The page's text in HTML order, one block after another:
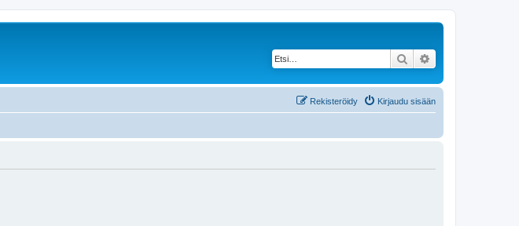
Etsi
Kirjaudu sisään
Rekisteröidy